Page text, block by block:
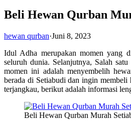
Beli Hewan Qurban
hewan qurban·Juni 8, 2023
Idul Adha merupakan momen yang
seluruh dunia. Selanjutnya, Salah
momen ini adalah menyembelih
berada di Setiabudi dan ingin membeli
terjangkau, berikut adalah informasi
Beli Hewan Qurban Murah